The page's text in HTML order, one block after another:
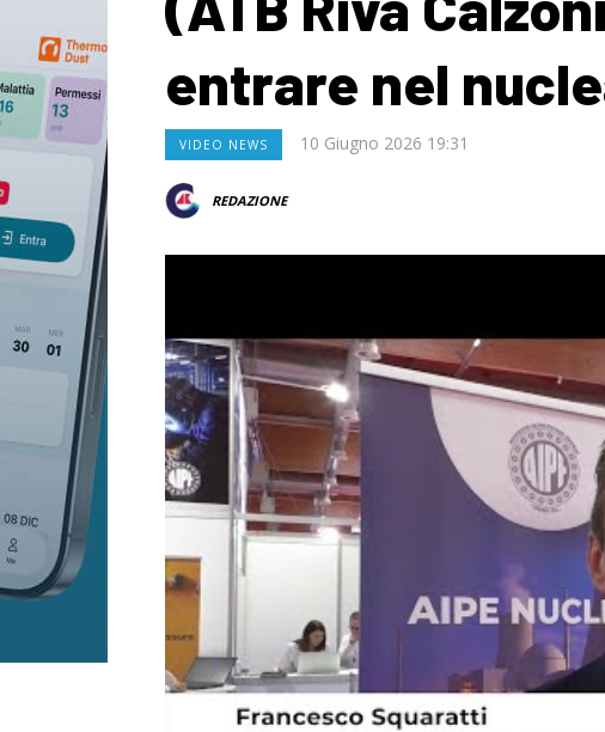
entrare nel
VIDEO NEWS 10 Giugno 2026 19:31
REDAZIONE